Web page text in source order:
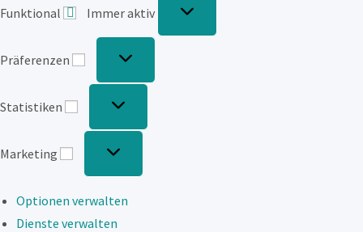
Funktional Immer aktiv
Präferenzen
Präferenzen
Statistiken
Statistiken
Marketing
Marketing
Optionen verwalten
Dienste verwalten